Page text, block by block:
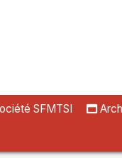
SFMTSI